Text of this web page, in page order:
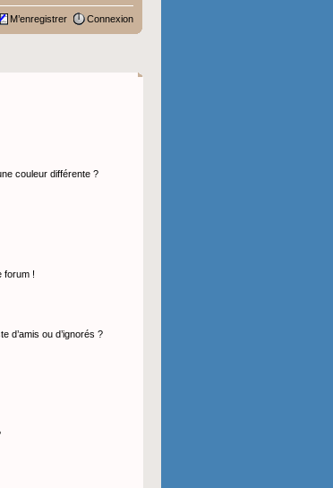
M’enregistrer Connexion
couleur différente ?
forum !
d’amis ou d’ignorés ?